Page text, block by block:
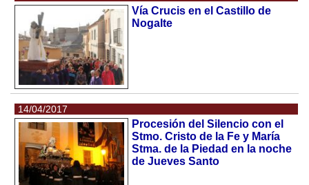
Vía Crucis en el Castillo de
Nogalte
14/04/2017
Procesión del Silencio con el
Stmo. Cristo de la Fe y María
Stma. de la Piedad en la noche
de Jueves Santo